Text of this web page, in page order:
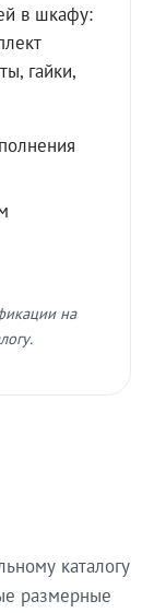
в шкафу:
гайки,
на
каталогу
размерные